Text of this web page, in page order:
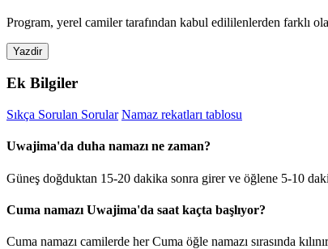
Program, yerel camiler tarafından kabul edililenlerden farklı
Yazdir
Ek Bilgiler
Sıkça Sorulan Sorular Namaz rekatları tablosu
Uwajima'da duha namazı ne zaman?
Güneş doğduktan 15-20 dakika sonra girer ve öğlene 5-10
Cuma namazı Uwajima'da saat kaçta başlıyor?
Cuma namazı camilerde her Cuma öğle namazı sırasında